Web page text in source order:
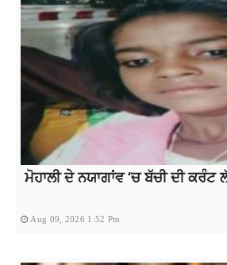
ਮੋਹਾਲੀ ਦੇ ਨਯਾਗਾਂਵ ‘ਚ ਬੱਚੀ ਦੀ ਕਰੰਟ
Aug 09, 2026 1:52 Pm